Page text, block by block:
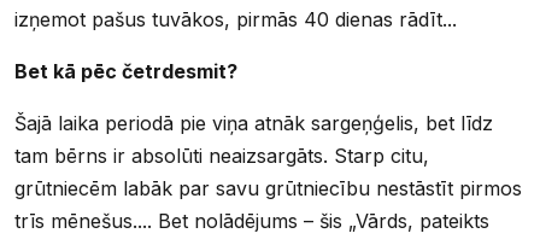
izņemot pašus tuvākos, pirmās 40 dienas rādīt...
Bet kā pēc četrdesmit?
Šajā laika periodā pie viņa atnāk sargeņģelis, bet līdz
tam bērns ir absolūti neaizsargāts. Starp citu,
grūtniecēm labāk par savu grūtniecību nestāstīt pirmos
trīs mēnešus.... Bet nolādējums – šis „Vārds, pateikts